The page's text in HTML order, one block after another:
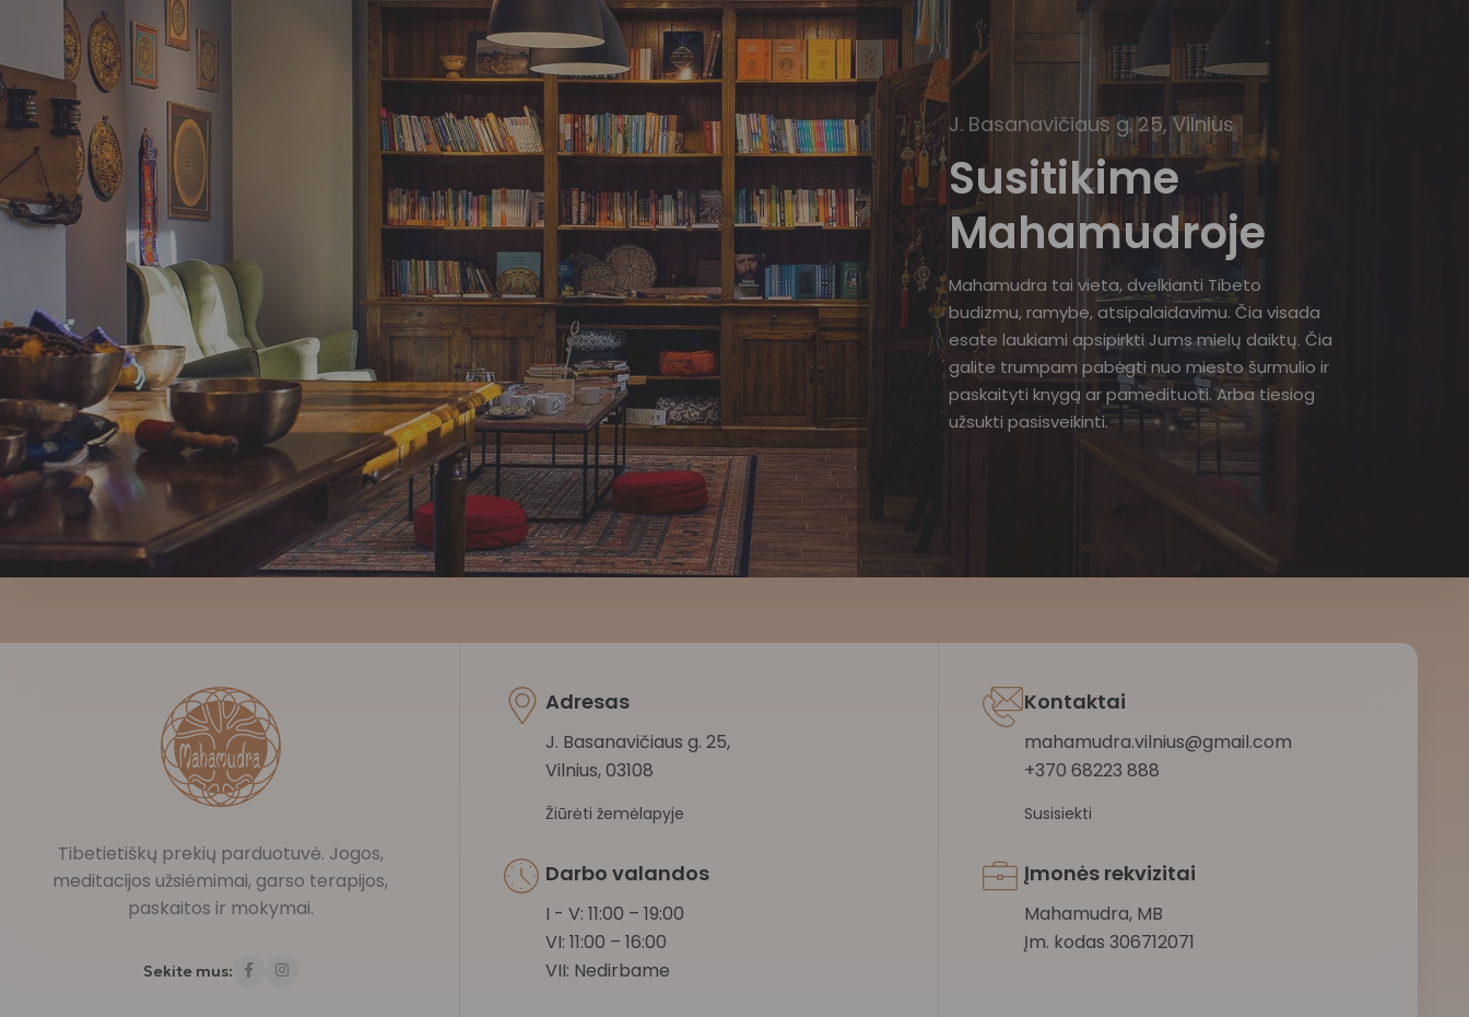
J. Basanavičiaus g. 25, Vilnius
Susitikime
Mahamudroje
Mahamudra tai vieta, dvelkianti Tibeto
budizmu, ramybe, atsipalaidavimu. Čia visada
esate laukiami apsipirkti Jums mielų daiktų. Čia
galite trumpam pabėgti nuo miesto šurmulio ir
paskaityti knygą ar pamedituoti. Arba tiesiog
užsukti pasisveikinti.
Tibetietiškų prekių parduotuvė. Jogos,
meditacijos užsiėmimai, garso terapijos,
paskaitos ir mokymai.
Sekite mus:
Adresas
J. Basanavičiaus g. 25,
Vilnius, 03108
Žiūrėti žemėlapyje
Darbo valandos
I - V: 11:00 – 19:00
VI: 11:00 – 16:00
VII: Nedirbame
Kontaktai
mahamudra.vilnius@gmail.com
+370 68223 888
Susisiekti
Įmonės rekvizitai
Mahamudra, MB
Įm. kodas 306712071